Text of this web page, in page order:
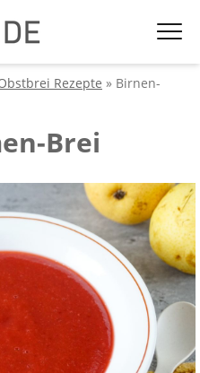
Rezepte » Birnen-
Brei